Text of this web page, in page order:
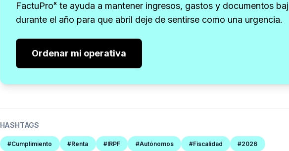
FactuProˣ te ayuda a mantener ingresos, gastos y documentos
durante el año para que abril deje de sentirse como una urgencia.
Ordenar mi operativa
HASHTAGS
#Cumplimiento #Renta #IRPF #Autónomos #Fiscalidad #2026